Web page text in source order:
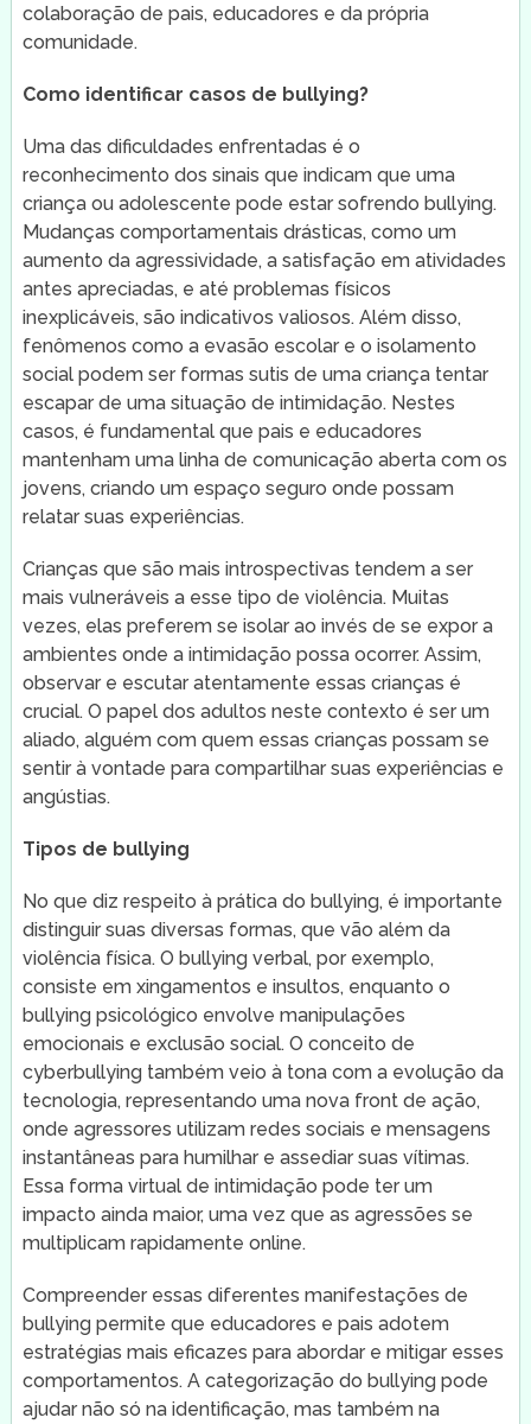
colaboração de pais, educadores e da própria
comunidade.
Como identificar casos de bullying?
Uma das dificuldades enfrentadas é o
reconhecimento dos sinais que indicam que uma
criança ou adolescente pode estar sofrendo bullying.
Mudanças comportamentais drásticas, como um
aumento da agressividade, a satisfação em atividades
antes apreciadas, e até problemas físicos
inexplicáveis, são indicativos valiosos. Além disso,
fenômenos como a evasão escolar e o isolamento
social podem ser formas sutis de uma criança tentar
escapar de uma situação de intimidação. Nestes
casos, é fundamental que pais e educadores
mantenham uma linha de comunicação aberta com os
jovens, criando um espaço seguro onde possam
relatar suas experiências.
Crianças que são mais introspectivas tendem a ser
mais vulneráveis a esse tipo de violência. Muitas
vezes, elas preferem se isolar ao invés de se expor a
ambientes onde a intimidação possa ocorrer. Assim,
observar e escutar atentamente essas crianças é
crucial. O papel dos adultos neste contexto é ser um
aliado, alguém com quem essas crianças possam se
sentir à vontade para compartilhar suas experiências e
angústias.
Tipos de bullying
No que diz respeito à prática do bullying, é importante
distinguir suas diversas formas, que vão além da
violência física. O bullying verbal, por exemplo,
consiste em xingamentos e insultos, enquanto o
bullying psicológico envolve manipulações
emocionais e exclusão social. O conceito de
cyberbullying também veio à tona com a evolução da
tecnologia, representando uma nova front de ação,
onde agressores utilizam redes sociais e mensagens
instantâneas para humilhar e assediar suas vítimas.
Essa forma virtual de intimidação pode ter um
impacto ainda maior, uma vez que as agressões se
multiplicam rapidamente online.
Compreender essas diferentes manifestações de
bullying permite que educadores e pais adotem
estratégias mais eficazes para abordar e mitigar esses
comportamentos. A categorização do bullying pode
ajudar não só na identificação, mas também na